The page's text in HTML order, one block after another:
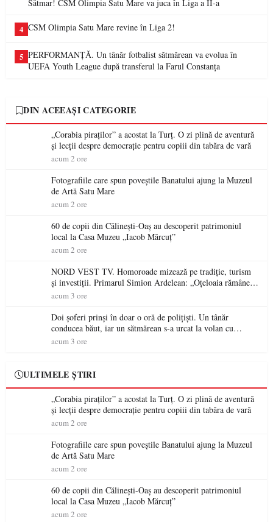
Sătmar! CSM Olimpia Satu Mare va juca în Liga a II-a
4 CSM Olimpia Satu Mare revine în Liga 2!
5 PERFORMANȚĂ. Un tânăr fotbalist sătmărean va evolua în
UEFA Youth League după transferul la Farul Constanța
DIN ACEEAȘI CATEGORIE
„Corabia piraților” a acostat la Turț. O zi plină de aventură
și lecții despre democrație pentru copiii din tabăra de vară
acum 2 ore
Fotografiile care spun poveștile Banatului ajung la Muzeul
de Artă Satu Mare
acum 2 ore
60 de copii din Călinești-Oaș au descoperit patrimoniul
local la Casa Muzeu „Iacob Mărcuț”
acum 2 ore
NORD VEST TV. Homoroade mizează pe tradiție, turism
și investiții. Primarul Simion Ardelean: „Oțeloaia rămâne
un brand al Codrului”
acum 3 ore
Doi șoferi prinși în doar o oră de polițiști. Un tânăr
conducea băut, iar un sătmărean s-a urcat la volan cu
permisul suspendat
acum 3 ore
ULTIMELE ȘTIRI
„Corabia piraților” a acostat la Turț. O zi plină de aventură
și lecții despre democrație pentru copiii din tabăra de vară
acum 2 ore
Fotografiile care spun poveștile Banatului ajung la Muzeul
de Artă Satu Mare
acum 2 ore
60 de copii din Călinești-Oaș au descoperit patrimoniul
local la Casa Muzeu „Iacob Mărcuț”
acum 2 ore